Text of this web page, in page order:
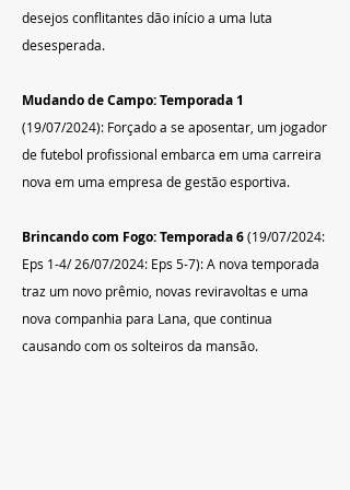
desejos conflitantes dão início a uma luta
desesperada.
Mudando de Campo: Temporada 1
(19/07/2024): Forçado a se aposentar, um jogador
de futebol profissional embarca em uma carreira
nova em uma empresa de gestão esportiva.
Brincando com Fogo: Temporada 6 (19/07/2024:
Eps 1-4/ 26/07/2024: Eps 5-7): A nova temporada
traz um novo prêmio, novas reviravoltas e uma
nova companhia para Lana, que continua
causando com os solteiros da mansão.